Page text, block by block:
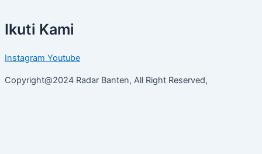
Ikuti Kami
Instagram Youtube
Copyright@2024 Radar Banten, All Right Reserved,